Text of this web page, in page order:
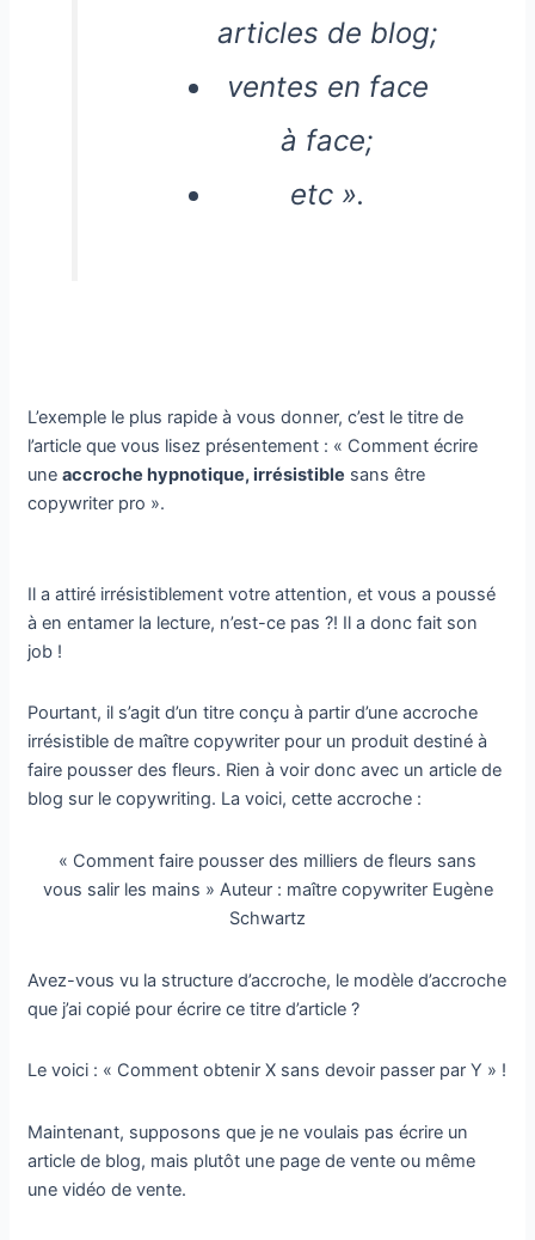
articles de blog;
ventes en face
à face;
etc ».
L’exemple le plus rapide à vous donner, c’est le titre de
l’article que vous lisez présentement : « Comment écrire
uneaccroche hypnotique, irrésistible sans être
copywriter pro ».
Il a attiré irrésistiblement votre attention, et vous a poussé
à en entamer la lecture, n’est-ce pas ?! Il a donc fait son
job !
Pourtant, il s’agit d’un titre conçu à partir d’une accroche
irrésistible de maître copywriter pour un produit destiné à
faire pousser des fleurs. Rien à voir donc avec un article de
blog sur le copywriting. La voici, cette accroche :
« Comment faire pousser des milliers de fleurs sans
vous salir les mains » Auteur : maître copywriter Eugène
Schwartz
Avez-vous vu la structure d’accroche, le modèle d’accroche
que j’ai copié pour écrire ce titre d’article ?
Le voici : « Comment obtenir X sans devoir passer par Y » !
Maintenant, supposons que je ne voulais pas écrire un
article de blog, mais plutôt une page de vente ou même
une vidéo de vente.